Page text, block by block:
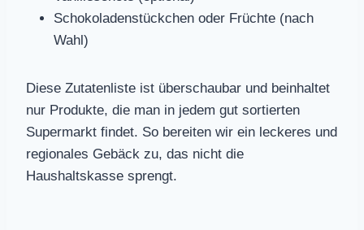
Schokoladenstückchen oder Früchte (nach
Wahl)
Diese Zutatenliste ist überschaubar und beinhaltet
nur Produkte, die man in jedem gut sortierten
Supermarkt findet. So bereiten wir ein leckeres und
regionales Gebäck zu, das nicht die
Haushaltskasse sprengt.